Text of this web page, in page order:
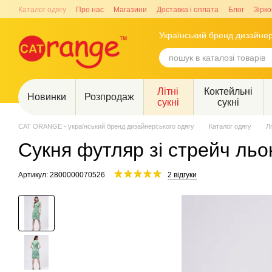
Перейти до основного контенту
Каталог одягу Про нас Магазини Доставка і оплата Блог
Український бренд
Новинки Розпродаж
Літні
сукні
Коктейльні
сукні
CAT ORANGE - український бренд дизайнерського одягу Каталог одягу
Сукня футляр зі стрейч
Артикул: 2800000070526 2 відгуки